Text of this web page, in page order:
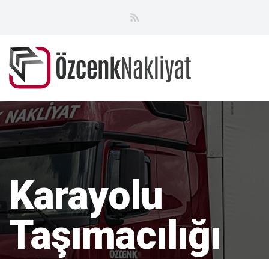
Karayolu
Taşımacılığı